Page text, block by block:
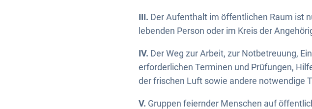
III. Der Aufenthalt im öffentlichen Raum ist
lebenden Person oder im Kreis der
IV. Der Weg zur Arbeit, zur Notbetreuung,
erforderlichen Terminen und Prüfungen,
der frischen Luft sowie andere notwendige
V. Gruppen feiernder Menschen auf